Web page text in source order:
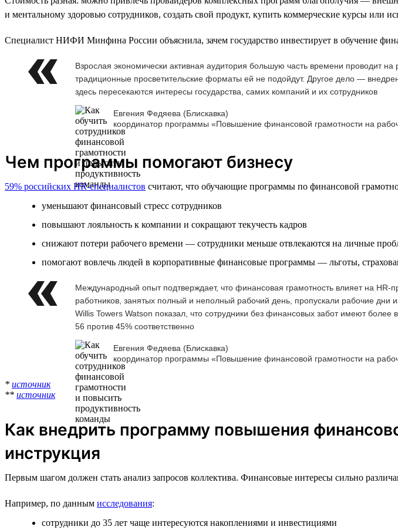
и ментальному здоровью сотрудников, создать свой продукт, купить коммерческие курсы или
Специалист НИФИ Минфина России объяснила, зачем государство инвестирует в обучение
Взрослая экономически активная аудитория большую часть времени проводит
традиционные просветительские форматы ей не подойдут. Другое дело —
здесь пересекаются интересы государства, самих компаний и их сотрудников
Евгения Федяева (Блискавка)
координатор программы «Повышение финансовой грамотности на
Чем программы помогают бизнесу
59% российских HR-специалистов считают, что обучающие программы по финансовой
уменьшают финансовый стресс сотрудников
повышают лояльность к компании и сокращают текучесть кадров
снижают потери рабочего времени — сотрудники меньше отвлекаются на личные
помогают вовлечь людей в корпоративные финансовые программы — льготы,
Международный опыт подтверждает, что финансовая грамотность влияет на
работников, занятых полный и неполный рабочий день, пропускали рабочие
Willis Towers Watson показал, что сотрудники без финансовых забот имеют
56 против 45% соответственно
Евгения Федяева (Блискавка)
координатор программы «Повышение финансовой грамотности на
* источник
** источник
Как внедрить программу повышения
инструкция
Первым шагом должен стать анализ запросов коллектива. Финансовые интересы сильно
Например, по данным исследования:
сотрудники до 35 лет чаще интересуются накоплениями и инвестициями